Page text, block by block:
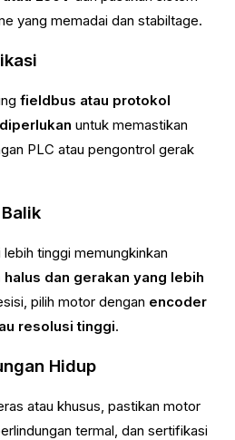
yang memadai dan stabiltage.
fieldbus atau protokol
untuk memastikan
PLC atau pengontrol gerak
tinggi memungkinkan
dan gerakan yang lebih
pilih motor dengan encoder
resolusi tinggi.
Hidup
atau khusus, pastikan motor
termal, dan sertifikasi